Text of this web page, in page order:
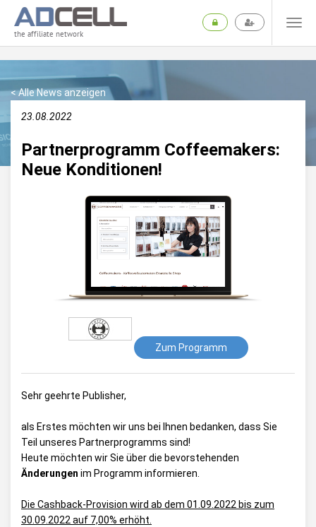
the affiliate network
< Alle News anzeigen
23.08.2022
Partnerprogramm Coffeemakers:
Neue Konditionen!
Zum Programm
Sehr geehrte Publisher,
als Erstes möchten wir uns bei Ihnen bedanken, dass Sie
Teil unseres Partnerprogramms sind!
Heute möchten wir Sie über die bevorstehenden
Änderungen im Programm informieren.
Die Cashback-Provision wird ab dem 01.09.2022 bis zum
30.09.2022 auf 7,00% erhöht.